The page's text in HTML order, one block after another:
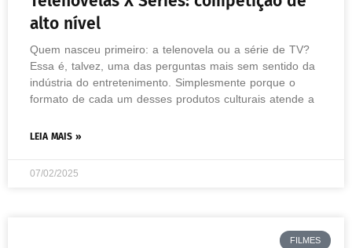
alto nível
Quem nasceu primeiro: a telenovela ou a série de TV?
Essa é, talvez, uma das perguntas mais sem sentido da
indústria do entretenimento. Simplesmente porque o
formato de cada um desses produtos culturais atende a
LEIA MAIS »
07/02/2025
FILMES